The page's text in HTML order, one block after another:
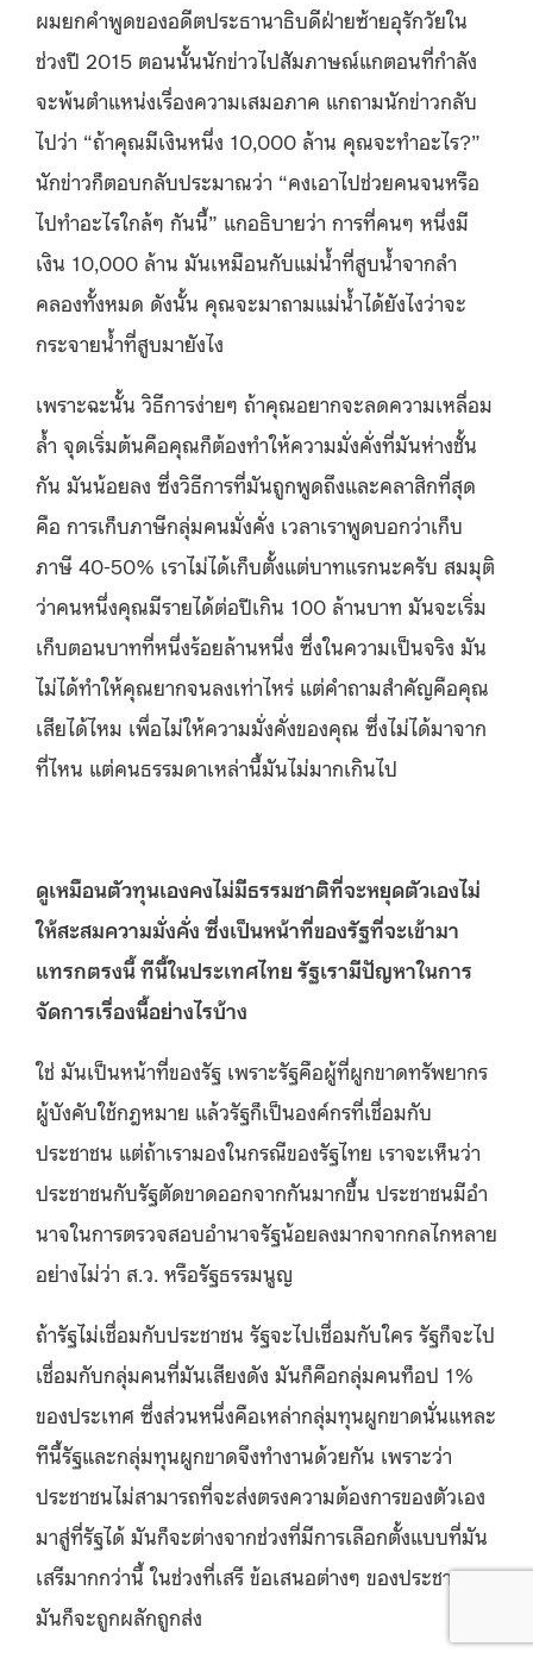
ผมยกคําพูดของอดีตประธานาธิบดีฝ่ายซ้ายอุรักวัยใน
ช่วงปี 2015 ตอนนั้นนักข่าวไปสัมภาษณ์แกตอนที่กำลัง
จะพ้นตำแหน่งเรื่องความเสมอภาค แกถามนักข่าวกลับ
ไปว่า “ถ้าคุณมีเงินหนึ่ง 10,000 ล้าน คุณจะทําอะไร?”
นักข่าวก็ตอบกลับประมาณว่า “คงเอาไปช่วยคนจนหรือ
ไปทําอะไรใกล้ๆ กันนี้” แกอธิบายว่า การที่คนๆ หนึ่งมี
เงิน 10,000 ล้าน มันเหมือนกับแม่น้ําที่สูบน้ำจากลํา
คลองทั้งหมด ดังนั้น คุณจะมาถามแม่น้ำได้ยังไงว่าจะ
กระจายน้ำที่สูบมายังไง
เพราะฉะนั้น วิธีการง่ายๆ ถ้าคุณอยากจะลดความเหลื่อม
ล้ำ จุดเริ่มต้นคือคุณก็ต้องทําให้ความมั่งคั่งที่มันห่างชั้น
กัน มันน้อยลง ซึ่งวิธีการที่มันถูกพูดถึงและคลาสิกที่สุด
คือ การเก็บภาษีกลุ่มคนมั่งคั่ง เวลาเราพูดบอกว่าเก็บ
ภาษี 40-50% เราไม่ได้เก็บตั้งแต่บาทแรกนะครับ สมมุติ
ว่าคนหนึ่งคุณมีรายได้ต่อปีเกิน 100 ล้านบาท มันจะเริ่ม
เก็บตอนบาทที่หนึ่งร้อยล้านหนึ่ง ซึ่งในความเป็นจริง มัน
ไม่ได้ทําให้คุณยากจนลงเท่าไหร่ แต่คำถามสำคัญคือคุณ
เสียได้ไหม เพื่อไม่ให้ความมั่งคั่งของคุณ ซึ่งไม่ได้มาจาก
ที่ไหน แต่คนธรรมดาเหล่านี้มันไม่มากเกินไป
ดูเหมือนตัวทุนเองคงไม่มีธรรมชาติที่จะหยุดตัวเองไม่
ให้สะสมความมั่งคั่ง ซึ่งเป็นหน้าที่ของรัฐที่จะเข้ามา
แทรกตรงนี้ ทีนี้ในประเทศไทย รัฐเรามีปัญหาในการ
จัดการเรื่องนี้อย่างไรบ้าง
ใช่ มันเป็นหน้าที่ของรัฐ เพราะรัฐคือผู้ที่ผูกขาดทรัพยากร
ผู้บังคับใช้กฎหมาย แล้วรัฐก็เป็นองค์กรที่เชื่อมกับ
ประชาชน แต่ถ้าเรามองในกรณีของรัฐไทย เราจะเห็นว่า
ประชาชนกับรัฐตัดขาดออกจากกันมากขึ้น ประชาชนมีอํา
นาจในการตรวจสอบอํานาจรัฐน้อยลงมากจากกลไกหลาย
อย่างไม่ว่า ส.ว. หรือรัฐธรรมนูญ
ถ้ารัฐไม่เชื่อมกับประชาชน รัฐจะไปเชื่อมกับใคร รัฐก็จะไป
เชื่อมกับกลุ่มคนที่มันเสียงดัง มันก็คือกลุ่มคนท็อป 1%
ของประเทศ ซึ่งส่วนหนึ่งคือเหล่ากลุ่มทุนผูกขาดนั่นแหละ
ทีนี้รัฐและกลุ่มทุนผูกขาดจึงทํางานด้วยกัน เพราะว่า
ประชาชนไม่สามารถที่จะส่งตรงความต้องการของตัวเอง
มาสู่ที่รัฐได้ มันก็จะต่างจากช่วงที่มีการเลือกตั้งแบบที่มัน
เสรีมากกว่านี้ ในช่วงที่เสรี ข้อเสนอต่างๆ ของประชาชน
มันก็จะถูกผลักถูกส่ง